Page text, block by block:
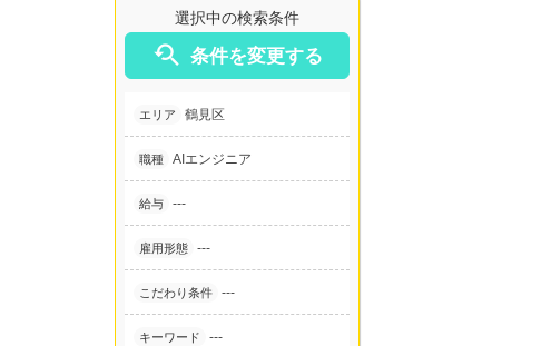
選択中の検索条件
 条件を変更する
エリア 鶴見区
職種 AIエンジニア
給与 ---
雇用形態 ---
こだわり条件 ---
キーワード ---